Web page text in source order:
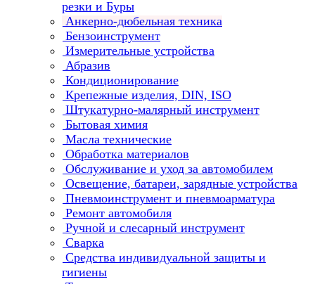
резки и Буры
Анкерно-дюбельная техника
Бензоинструмент
Измерительные устройства
Абразив
Кондиционирование
Крепежные изделия, DIN, ISO
Штукатурно-малярный инструмент
Бытовая химия
Масла технические
Обработка материалов
Обслуживание и уход за автомобилем
Освещение, батареи, зарядные устройства
Пневмоинструмент и пневмоарматура
Ремонт автомобиля
Ручной и слесарный инструмент
Сварка
Средства индивидуальной защиты и
гигиены